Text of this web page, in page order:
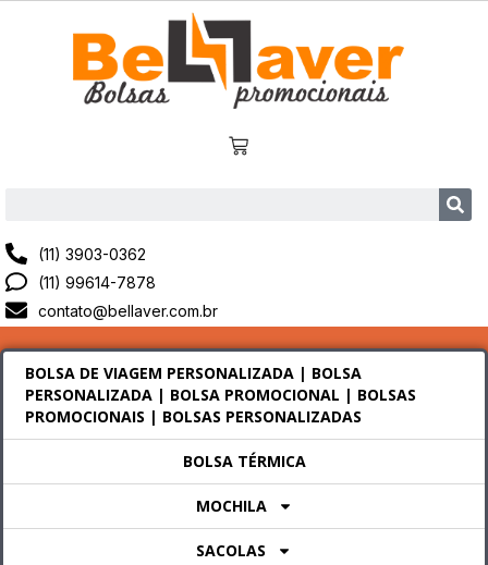
(11) 3903-0362
(11) 99614-7878
contato@bellaver.com.br
BOLSA DE VIAGEM PERSONALIZADA | BOLSA
PERSONALIZADA | BOLSA PROMOCIONAL | BOLSAS
PROMOCIONAIS | BOLSAS PERSONALIZADAS
BOLSA TÉRMICA
MOCHILA
SACOLAS